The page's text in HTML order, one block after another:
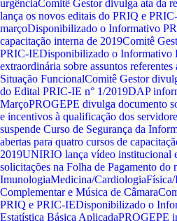
urgênciaComitê Gestor divulga ata da
lança os novos editais do PRIQ e
marçoDisponibilizado o Informativo
capacitação interna de 2019Comitê
PRIC-IEDisponibilizado o Informativo
extraordinária sobre assuntos
Situação FuncionalComitê Gestor
do Edital PRIC-IE n° 1/2019DAP
MarçoPROGEPE divulga documento
e incentivos à qualificação dos
suspende Curso de Segurança da
abertas para quatro cursos de
2019UNIRIO lança vídeo institucional
solicitações na Folha de Pagamento do
ImunologiaMedicina/Cardiologia
Complementar e Música de Câmara
PRIQ e PRIC-IEDisponibilizado o
Estatística Básica AplicadaPROGEPE